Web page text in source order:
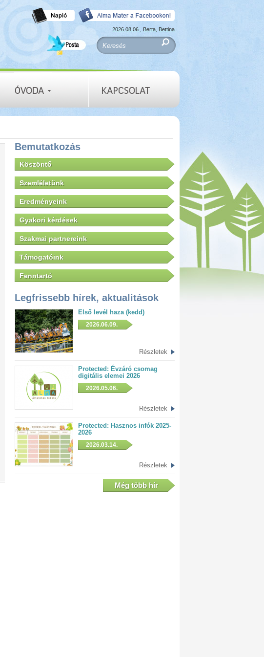
2026.08.06., Berta, Bettina
Bemutatkozás
Köszöntő
Szemléletünk
Eredményeink
Gyakori kérdések
Szakmai partnereink
Támogatóink
Fenntartó
Legfrissebb hírek, aktualitások
Első levél haza (kedd)
2026.06.09.
Részletek
Protected: Évzáró csomag
digitális elemei 2026
2026.05.06.
Részletek
Protected: Hasznos infók 2025-
2026
2026.03.14.
Részletek
Még több hír